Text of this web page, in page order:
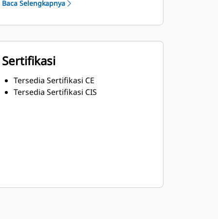
Baca Selengkapnya
Sertifikasi
Tersedia Sertifikasi CE
Tersedia Sertifikasi CIS